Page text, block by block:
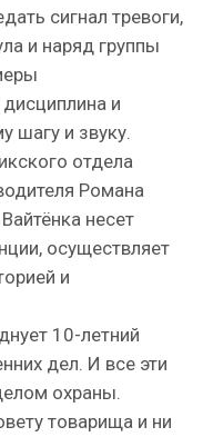
сигнал тревоги,
и наряд группы
и
шагу и звуку.
отдела
Романа
несет
осуществляет
и
10-летний
дел. И все эти
охраны.
товарища и ни